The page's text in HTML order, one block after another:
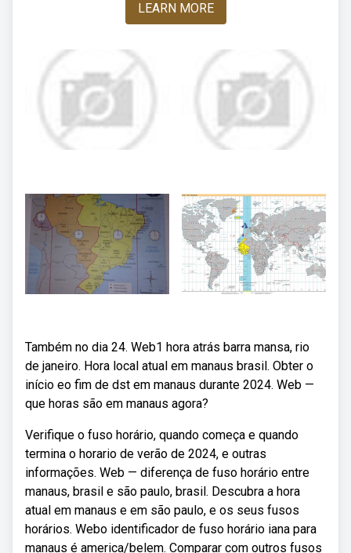
LEARN MORE
Também no dia 24. Web1 hora atrás barra mansa, rio
de janeiro. Hora local atual em manaus brasil. Obter o
início eo fim de dst em manaus durante 2024. Web —
que horas são em manaus agora?
Verifique o fuso horário, quando começa e quando
termina o horario de verão de 2024, e outras
informações. Web — diferença de fuso horário entre
manaus, brasil e são paulo, brasil. Descubra a hora
atual em manaus e em são paulo, e os seus fusos
horários. Webo identificador de fuso horário iana para
manaus é america/belem. Comparar com outros fusos